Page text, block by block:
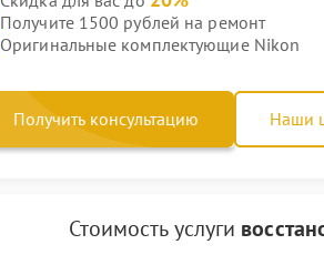
Получите 1500 рублей на ремонт
Оригинальные комплектующие Nikon
Получить консультацию Наши
Стоимость услуги